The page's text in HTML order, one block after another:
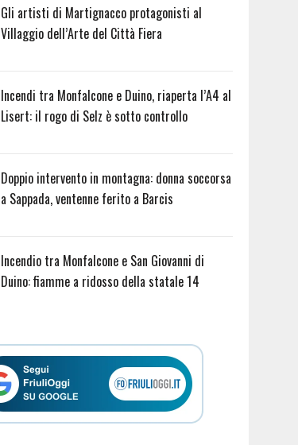
Gli artisti di Martignacco protagonisti al
Villaggio dell’Arte del Città Fiera
Incendi tra Monfalcone e Duino, riaperta l’A4 al
Lisert: il rogo di Selz è sotto controllo
Doppio intervento in montagna: donna soccorsa
a Sappada, ventenne ferito a Barcis
Incendio tra Monfalcone e San Giovanni di
Duino: fiamme a ridosso della statale 14